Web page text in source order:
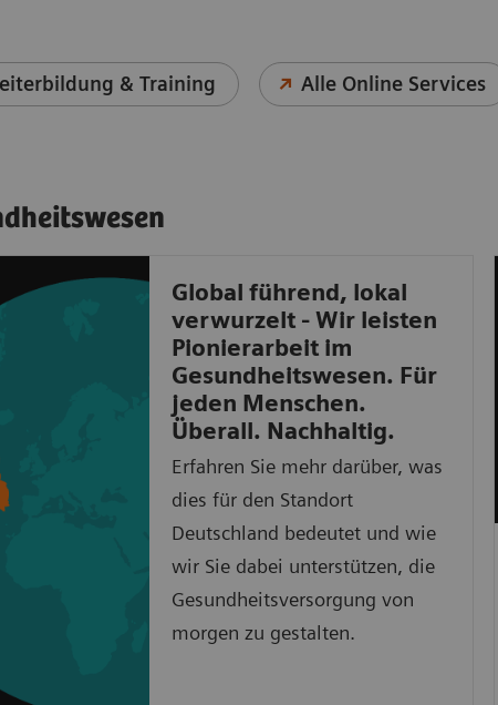
& Training Alle Online Services
Global führend, lokal
verwurzelt - Wir leisten
Pionierarbeit im
Gesundheitswesen. Für
jeden Menschen.
Überall. Nachhaltig.
Erfahren Sie mehr darüber, was
dies für den Standort
Deutschland bedeutet und wie
wir Sie dabei unterstützen, die
Gesundheitsversorgung von
morgen zu gestalten.